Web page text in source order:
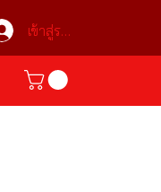
เข้าสู่ระบบ